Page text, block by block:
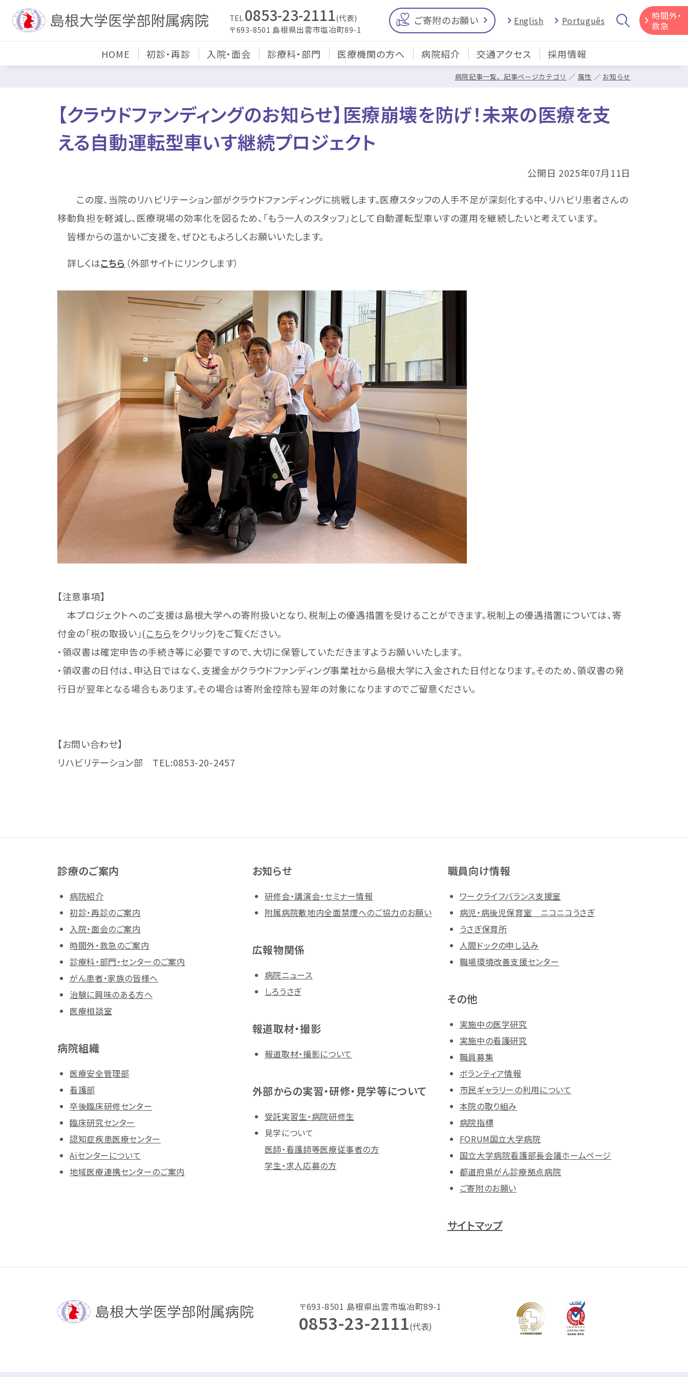
TEL 0853-23-2111(代表)
〒693-8501 島根県出雲市塩冶町89-1
ご寄附のお願い English Português
時間外・
救急
HOME 初診・再診 入院・面会 診療科・部門 医療機関の方へ 病院紹介 交通アクセス 採用情報
病院記事一覧，記事ページカテゴリ 属性 お知らせ
【クラウドファンディングのお知らせ】医療崩壊を防げ！未来の医療を支
える自動運転型車いす継続プロジェクト
公開日 2025年07月11日
この度、当院のリハビリテーション部がクラウドファンディングに挑戦します。医療スタッフの人手不足が深刻化する中、リハビリ患者さんの
移動負担を軽減し、医療現場の効率化を図るため、「もう一人のスタッフ」として自動運転型車いすの運用を継続したいと考えています。
皆様からの温かいご支援を、ぜひともよろしくお願いいたします。
詳しくはこちら （外部サイトにリンクします）
【注意事項】
本プロジェクトへのご支援は島根大学への寄附扱いとなり、税制上の優遇措置を受けることができます。税制上の優遇措置については、寄
付金の「税の取扱い」(こちらをクリック)をご覧ください。
・領収書は確定申告の手続き等に必要ですので、大切に保管していただきますようお願いいたします。
・領収書の日付は、申込日ではなく、支援金がクラウドファンディング事業社から島根大学に入金された日付となります。そのため、領収書の発
行日が翌年となる場合もあります。その場合は寄附金控除も翌年の対象になりますのでご留意ください。
【お問い合わせ】
リハビリテーション部 TEL:0853-20-2457
診療のご案内
病院紹介
初診・再診のご案内
入院・面会のご案内
時間外・救急のご案内
診療科・部門・センターのご案内
がん患者・家族の皆様へ
治験に興味のある方へ
医療相談室
病院組織
医療安全管理部
看護部
卒後臨床研修センター
臨床研究センター
認知症疾患医療センター
Aiセンターについて
地域医療連携センターのご案内
お知らせ
研修会・講演会・セミナー情報
附属病院敷地内全面禁煙へのご協力のお願い
広報物関係
病院ニュース
しろうさぎ
報道取材・撮影
報道取材・撮影について
外部からの実習・研修・見学等について
受託実習生・病院研修生
見学について
医師・看護師等医療従事者の方
学生・求人応募の方
職員向け情報
ワークライフバランス支援室
病児・病後児保育室 ニコニコうさぎ
うさぎ保育所
人間ドックの申し込み
職場環境改善支援センター
その他
実施中の医学研究
実施中の看護研究
職員募集
ボランティア情報
市民ギャラリーの利用について
本院の取り組み
病院指標
FORUM国立大学病院
国立大学病院看護部長会議ホームページ
都道府県がん診療拠点病院
ご寄附のお願い
サイトマップ
〒693-8501 島根県出雲市塩冶町89-1
0853-23-2111(代表)